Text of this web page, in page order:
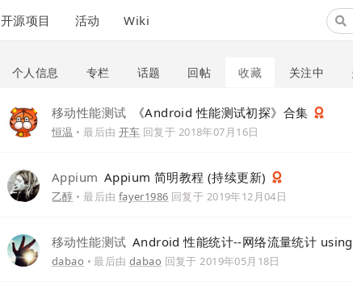
开源项目 活动 Wiki
个人信息 专栏 话题 回帖 收藏 关注中
移动性能测试 《Android 性能测试初探》合集
恒温 • 最后由 开车 回复于 2018年07月16日
Appium Appium 简明教程 (持续更新)
乙醇 • 最后由 fayer1986 回复于 2019年12月04日
移动性能测试 Android 性能统计--网络流量统计
dabao • 最后由dabao 回复于2019年05月18日